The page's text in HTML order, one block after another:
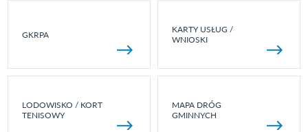
GKRPA
KARTY USŁUG /
WNIOSKI
LODOWISKO / KORT
TENISOWY
MAPA DRÓG
GMINNYCH